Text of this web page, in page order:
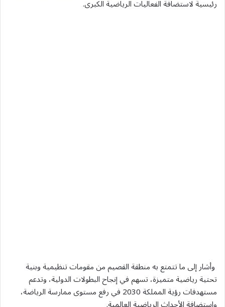
رئيسيةً لاستضافة الفعاليات الرياضية الكبرى.
وأشار إلى ما تتمتع به منطقة القصيم من مقومات تنظيمية وبنية
تحتية رياضية متميزة، تسهم في إنجاح البطولات الدولية، وتدعم
مستهدفات رؤية المملكة 2030 في رفع مستوى ممارسة الرياضة،